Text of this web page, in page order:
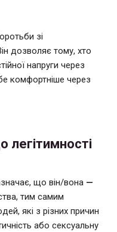
зі
дозволяє тому, хто
напруги через
комфортніше через
легітимності
що він/вона —
тим самим
які з різних причин
або сексуальну